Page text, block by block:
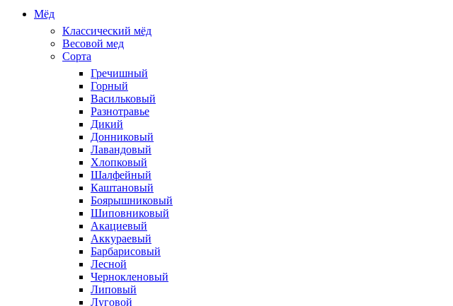
Мёд
Классический мёд
Весовой мед
Сорта
Гречишный
Горный
Васильковый
Разнотравье
Дикий
Донниковый
Лавандовый
Хлопковый
Шалфейный
Каштановый
Боярышниковый
Шиповниковый
Акациевый
Аккураевый
Барбарисовый
Лесной
Чернокленовый
Липовый
Луговой